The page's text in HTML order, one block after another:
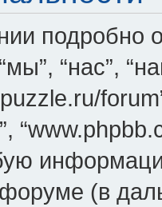
подробно
“нас”,
(в